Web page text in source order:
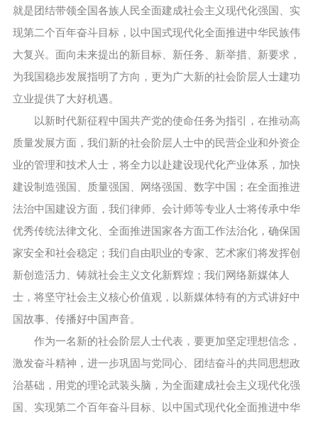
就是团结带领全国各族人民全面建成社会主义现代化强国、实
现第二个百年奋斗目标，以中国式现代化全面推进中华民族伟
大复兴。面向未来提出的新目标、新任务、新举措、新要求，
为我国稳步发展指明了方向，更为广大新的社会阶层人士建功
立业提供了大好机遇。
以新时代新征程中国共产党的使命任务为指引，在推动高
质量发展方面，我们新的社会阶层人士中的民营企业和外资企
业的管理和技术人士，将全力以赴建设现代化产业体系，加快
建设制造强国、质量强国、网络强国、数字中国；在全面推进
法治中国建设方面，我们律师、会计师等专业人士将传承中华
优秀传统法律文化、全面推进国家各方面工作法治化，确保国
家安全和社会稳定；我们自由职业的专家、艺术家们将发挥创
新创造活力、铸就社会主义文化新辉煌；我们网络新媒体人
士，将坚守社会主义核心价值观，以新媒体特有的方式讲好中
国故事、传播好中国声音。
作为一名新的社会阶层人士代表，要更加坚定理想信念，
激发奋斗精神，进一步巩固与党同心、团结奋斗的共同思想政
治基础，用党的理论武装头脑，为全面建成社会主义现代化强
国、实现第二个百年奋斗目标、以中国式现代化全面推进中华